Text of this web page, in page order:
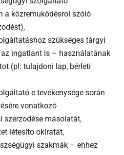
a közremuködésrol szóló
szükséges tárgyi
ingatlant is – használatának
(pl: tulajdoni lap, bérleti
e tevékenysége során
vonatkozó
szerzodése másolatát,
létesíto okiratát,
szakmák – ehhez